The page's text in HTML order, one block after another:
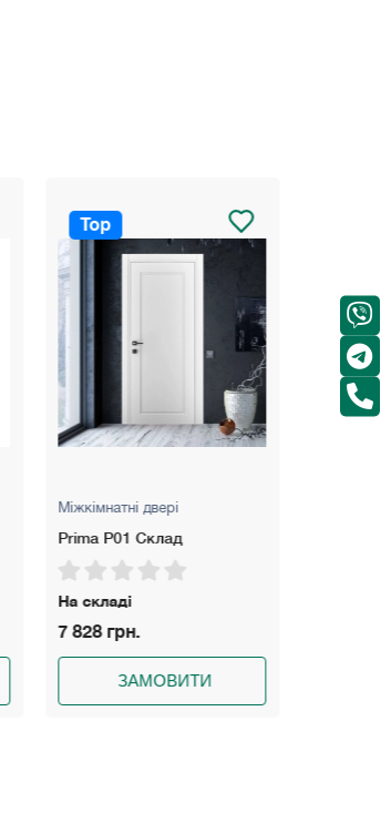
Top
Міжкімнатні двері
Prima P01 Склад
На складі
7 828 грн.
ЗАМОВИТИ